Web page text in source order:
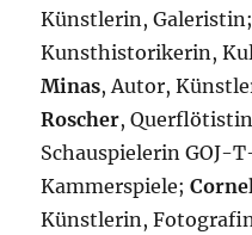
Künstlerin,
Kunsthistorikerin,
Minas, Autor,
Roscher,
Schauspielerin GOJ-
Kammerspiele;
Künstlerin,